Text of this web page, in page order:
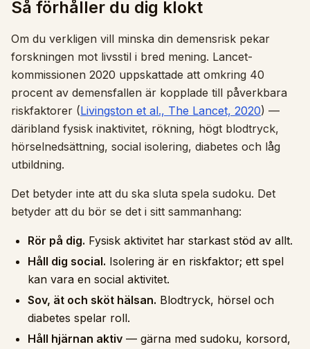
Så förhåller du dig klokt
Om du verkligen vill minska din demensrisk pekar
forskningen mot livsstil i bred mening. Lancet-
kommissionen 2020 uppskattade att omkring 40
procent av demensfallen är kopplade till påverkbara
riskfaktorer (Livingston et al., The Lancet, 2020) —
däribland fysisk inaktivitet, rökning, högt blodtryck,
hörselnedsättning, social isolering, diabetes och låg
utbildning.
Det betyder inte att du ska sluta spela sudoku. Det
betyder att du bör se det i sitt sammanhang:
Rör på dig. Fysisk aktivitet har starkast stöd av allt.
Håll dig social. Isolering är en riskfaktor; ett spel
kan vara en social aktivitet.
Sov, ät och sköt hälsan. Blodtryck, hörsel och
diabetes spelar roll.
Håll hjärnan aktiv — gärna med sudoku, korsord,